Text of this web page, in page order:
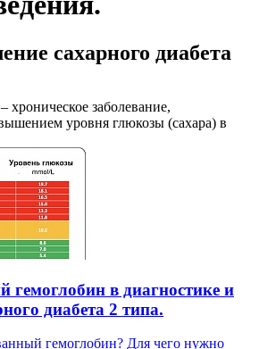
сахарного диабета
– хроническое заболевание,
уровня глюкозы (сахара) в
гемоглобин в диагностике и
диабета 2 типа.
гемоглобин? Для чего нужно